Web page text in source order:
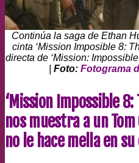
Continúa la saga de Ethan
cinta ‘Mission Imposible 8:
directa de ‘Mission:
Foto: Fotograma
‘Mission Impossible 8:
nos muestra a un
no le hace mella en